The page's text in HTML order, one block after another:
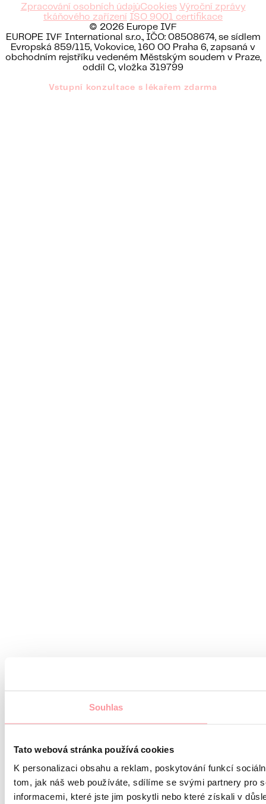
Souhlas
Tato webová stránka používá cookies
K personalizaci obsahu a reklam, poskytování funkcí
tom, jak náš web používáte, sdílíme se svými partnery pro
informacemi, které jste jim poskytli nebo které získali v
Zpracování osobních údajůCookies Výroční zprávy
tkáňového zařízení ISO 9001 certifikace
© 2026 Europe IVF
EUROPE IVF International s.r.o., IČO: 08508674, se sídlem
Evropská 859/115, Vokovice, 160 00 Praha 6, zapsaná v
obchodním rejstříku vedeném Městským soudem v Praze,
oddíl C, vložka 319799
Vstupní konzultace s lékařem zdarma